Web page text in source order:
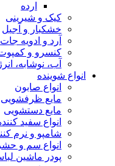
ارده
کیک و شیرینی
خشکبار و آجیل
آرد و ادویه جات
کنسرو و
آب، نوشابه،
انواع شوینده
انواع صابون
مایع ظرفشویی
مایع دستشویی
انواع سفید
شامپو و نرم
انواع سم و
پودر ماشین